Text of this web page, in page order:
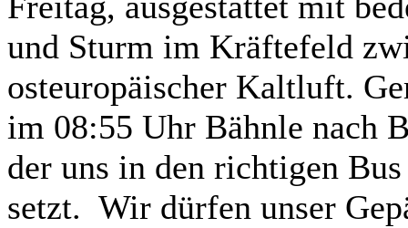
und Sturm im Kräftefeld
osteuropäischer Kaltluft.
im 08:55 Uhr Bähnle nach
der uns in den richtigen
setzt. Wir dürfen unser